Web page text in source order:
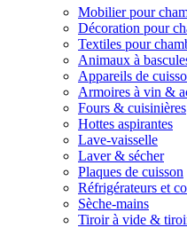
Mobilier pour
Décoration pour
Textiles pour
Animaux à
Appareils de
Armoires à vin &
Fours & cuisinières
Hottes aspirantes
Lave-vaisselle
Laver & sécher
Plaques de cuisson
Réfrigérateurs et
Sèche-mains
Tiroir à vide &